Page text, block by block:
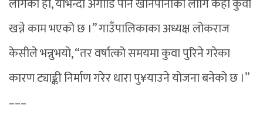
लागेको हो, योभन्दा अगाडि पनि खानेपानीका लागि केही कुवा
खन्ने काम भएको छ ।” गाउँपालिकाका अध्यक्ष लोकराज
केसीले भन्नुभयो, “तर वर्षात्को समयमा कुवा पुरिने गरेका
कारण ट्याङ्की निर्माण गरेर धारा पु¥याउने योजना बनेको छ ।”
–––